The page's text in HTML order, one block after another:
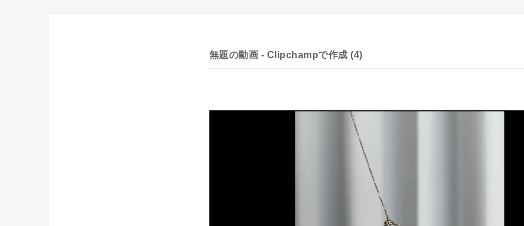
無題の動画 ‐ Clipchampで作成 (4)